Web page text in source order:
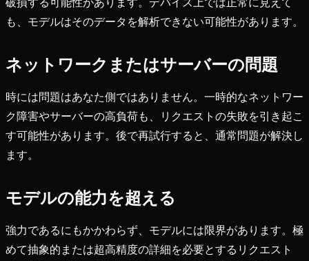
も、モデルはそのデータを解析できない可能性があります。
ネットワークまたはサーバーの問題
時には問題はあなた側ではありません。一時的なネットワー
ク障害やサーバーの高負荷も、リクエストの失敗を引き起こ
す可能性があります。後で再試行すると、通常問題が解決し
ます。
モデルの能力を超える
強力であるにもかかわらず、モデルには限界があります。極
めて抽象的または超高精度の詳細を必要とするリクエスト